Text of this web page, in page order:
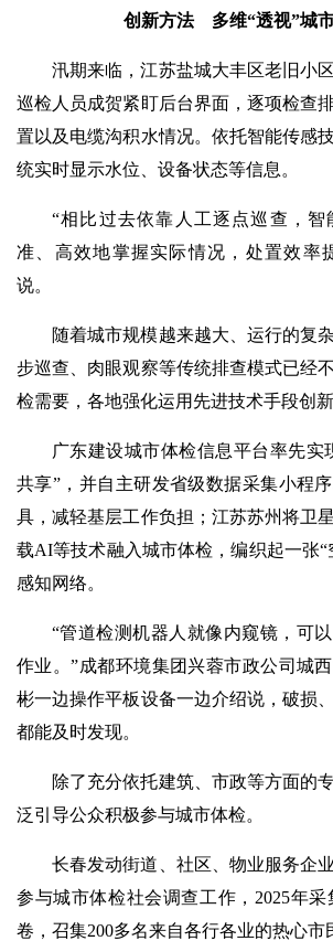
创新方法 多维“透视”城
汛期来临，江苏盐城大丰区老旧小
巡检人员成贺紧盯后台界面，逐项检查
置以及电缆沟积水情况。依托智能传感
统实时显示水位、设备状态等信息。
“相比过去依靠人工逐点巡查，智
准、高效地掌握实际情况，处置效率
说。
随着城市规模越来越大、运行的复
步巡查、肉眼观察等传统排查模式已经
检需要，各地强化运用先进技术手段创
广东建设城市体检信息平台率先实
共享”，并自主研发省级数据采集小程
具，减轻基层工作负担；江苏苏州将卫
载AI等技术融入城市体检，编织起一张“
感知网络。
“管道检测机器人就像内窥镜，可
作业。”成都环境集团兴蓉市政公司城
彬一边操作平板设备一边介绍说，破损
都能及时发现。
除了充分依托建筑、市政等方面的
泛引导公众积极参与城市体检。
长春发动街道、社区、物业服务企
参与城市体检社会调查工作，2025年采
卷，召集200多名来自各行各业的热心市